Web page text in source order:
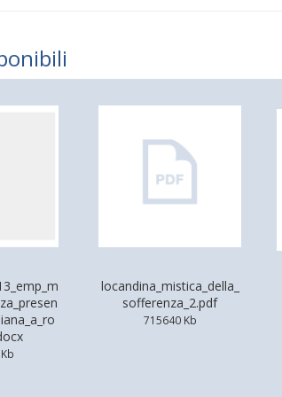
locandina_mistica_della_
sofferenza_2.pdf
715640 Kb